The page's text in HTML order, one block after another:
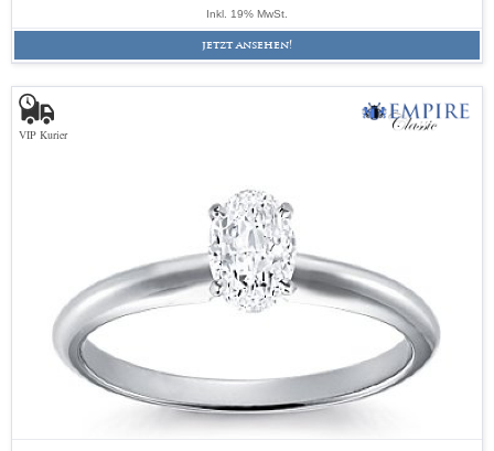
Inkl. 19% MwSt.
jetzt ansehen!
VIP Kurier